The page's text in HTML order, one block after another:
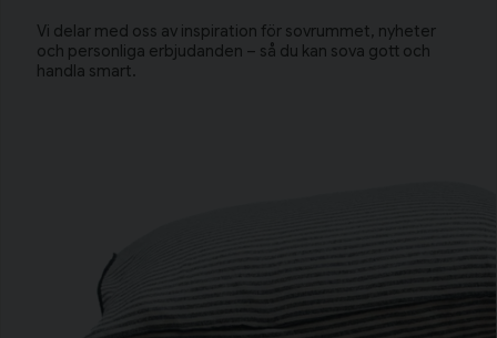
Vi delar med oss av inspiration för sovrummet, nyheter
och personliga erbjudanden – så du kan sova gott och
handla smart.